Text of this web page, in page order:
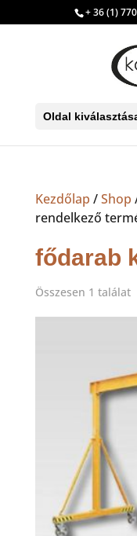
+ 36 (1)
Oldal
Kezdőlap /Shop
rendelkező
fődarab
Összesen 1 találat